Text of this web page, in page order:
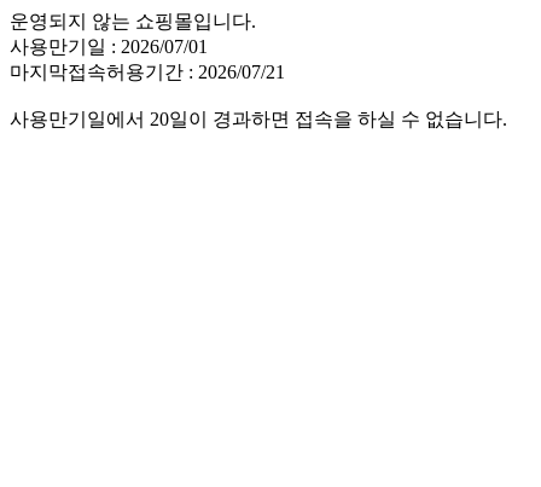
운영되지 않는 쇼핑몰입니다.
사용만기일 : 2026/07/01
마지막접속허용기간 : 2026/07/21
사용만기일에서 20일이 경과하면 접속을 하실 수 없습니다.